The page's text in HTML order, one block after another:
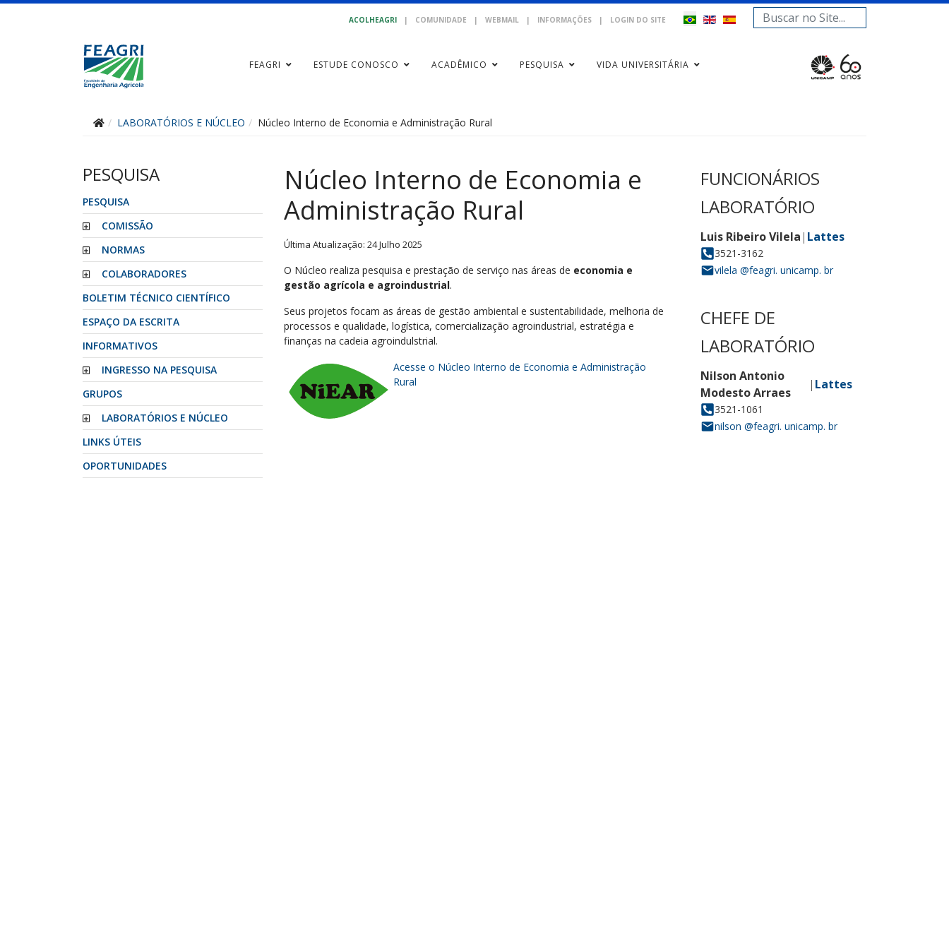
ACOLHEAGRI | COMUNIDADE | WEBMAIL | INFORMAÇÕES | LOGIN DO SITE Pesquisar...
FEAGRI ESTUDE CONOSCO ACADÊMICO PESQUISA VIDA UNIVERSITÁRIA
LABORATÓRIOS E NÚCLEO Núcleo Interno de Economia e Administração Rural
PESQUISA
PESQUISA
COMISSÃO
NORMAS
COLABORADORES
BOLETIM TÉCNICO CIENTÍFICO
ESPAÇO DA ESCRITA
INFORMATIVOS
INGRESSO NA PESQUISA
GRUPOS
LABORATÓRIOS E NÚCLEO
LINKS ÚTEIS
OPORTUNIDADES
Núcleo Interno de Economia e
Administração Rural
Última Atualização: 24 Julho 2025
O Núcleo realiza pesquisa e prestação de serviço nas áreas de economia e
gestão agrícola e agroindustrial.
Seus projetos focam as áreas de gestão ambiental e sustentabilidade, melhoria de
processos e qualidade, logística, comercialização agroindustrial, estratégia e
finanças na cadeia agroindulstrial.
Acesse o Núcleo Interno de Economia e Administração
Rural